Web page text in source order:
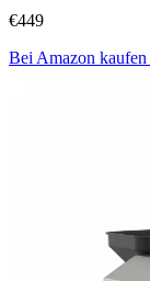
€449
Bei Amazon kaufen